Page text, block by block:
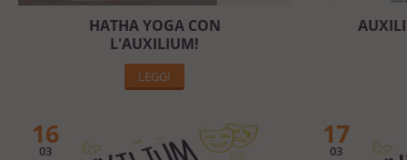
HATHA YOGA CON
L'AUXILIUM!
LEGGI
16
03
17
03